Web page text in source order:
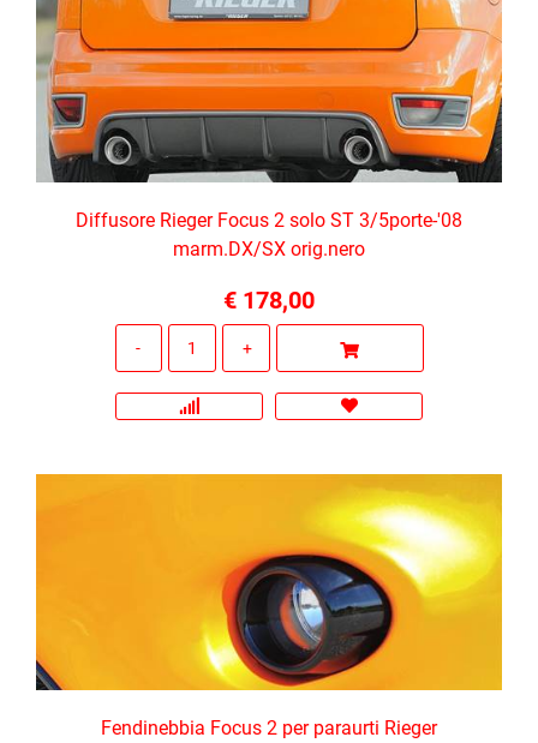
Diffusore Rieger Focus 2 solo ST 3/5porte-'08
marm.DX/SX orig.nero
€ 178,00
Fendinebbia Focus 2 per paraurti Rieger